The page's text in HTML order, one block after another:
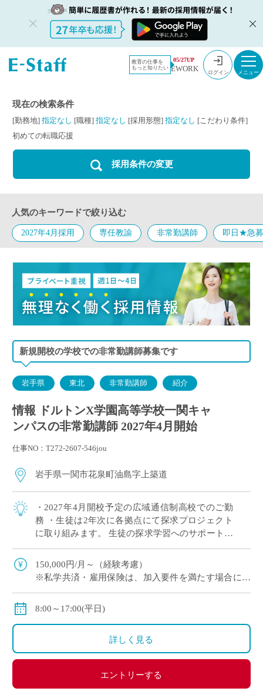
教育の仕事を
もっと知りたい
05/27UP
EWORK ログイン
教員採用情
報のイー・
TOP
初めての転
職応援
現在の検索条件
[勤務地] 指定なし [職種] 指定なし [採用形態] 指定なし [こだわり条件]
初めての転職応援
採用条件の変更
人気のキーワードで絞り込む
2027年4月採用 専任教諭 非常勤講師 即日★急
新規開校の学校での非常勤講師募集です
岩手県 東北 非常勤講師 紹介
情報 ドルトンX学園高等学校一関キャ
ンパスの非常勤講師 2027年4月開始
仕事NO：T272-2607-546jou
岩手県一関市花泉町油島字上築道
・2027年4月開校予定の広域通信制高校でのご勤
務 ・生徒は2年次に各拠点にて探求プロジェクト
に取り組みます。 生徒の探求学習へのサポートに
ご興味がある方など、積極的にご応募ください！
※月に1回程度、地域拠点への出張が […]
150,000円/月～（経験考慮）
※私学共済・雇用保険は、加入要件を満たす場合に加
入となります。
8:00～17:00(平日)
詳しく見る
エントリーする